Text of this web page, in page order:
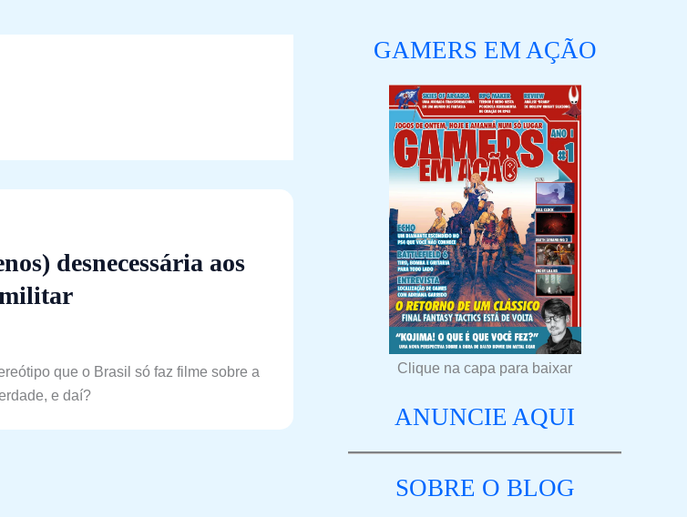
desnecessária aos
que o Brasil só faz filme sobre a
e daí?
GAMERS EM AÇÃO
Clique na capa para baixar
ANUNCIE AQUI
SOBRE O BLOG